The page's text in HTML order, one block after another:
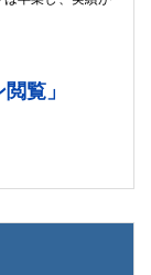
覧」